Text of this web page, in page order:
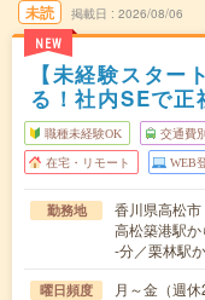
未読
NEW
掲載日 2026/08/06
【未経験スター
る！社内SEで正
職種未経験OK 交通費
在宅・リモート WEB
勤務地
香川県高松市
高松築港駅
-分／栗林駅
曜日頻度 月～金（週休